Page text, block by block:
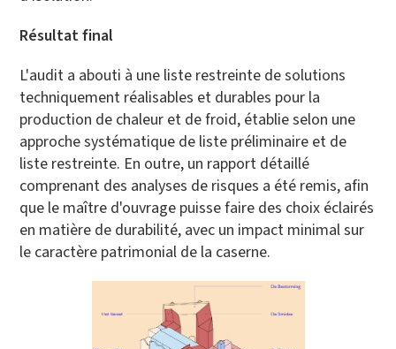
Résultat final
L'audit a abouti à une liste restreinte de solutions
techniquement réalisables et durables pour la
production de chaleur et de froid, établie selon une
approche systématique de liste préliminaire et de
liste restreinte. En outre, un rapport détaillé
comprenant des analyses de risques a été remis, afin
que le maître d'ouvrage puisse faire des choix éclairés
en matière de durabilité, avec un impact minimal sur
le caractère patrimonial de la caserne.